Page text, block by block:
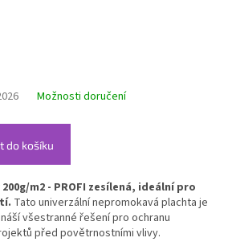
Možnosti doručení
do košíku
m2 - PROFI zesílená, ideální pro
Tato univerzální nepromokavá plachta je
všestranné řešení pro ochranu
před povětrnostními vlivy.